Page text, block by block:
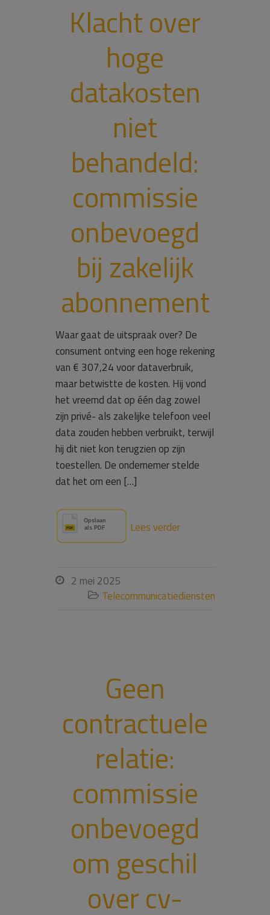
Klacht over
hoge
datakosten
niet
behandeld:
commissie
onbevoegd
bij zakelijk
abonnement
Waar gaat de uitspraak over? De
consument ontving een hoge rekening
van € 307,24 voor dataverbruik,
maar betwistte de kosten. Hij vond
het vreemd dat op één dag zowel
zijn privé- als zakelijke telefoon veel
data zouden hebben verbruikt, terwijl
hij dit niet kon terugzien op zijn
toestellen. De ondernemer stelde
dat het om een […]
Lees verder
 2 mei 2025
 Telecommunicatiediensten
Geen
contractuele
relatie:
commissie
onbevoegd
om geschil
over cv-